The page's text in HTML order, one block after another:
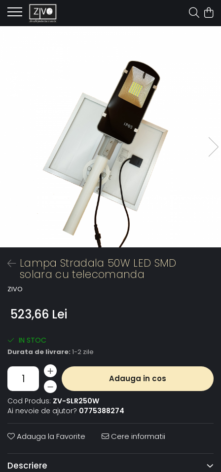
Lampa Stradala 50W LED SMD
solara cu telecomanda
ZIVO
523,66 Lei
IN STOC
Durata de livrare: 1-2 zile
Adauga in cos
Cod Produs: ZV-SLR250W
Ai nevoie de ajutor? 0775388274
Adauga la Favorite Cere informatii
Descriere